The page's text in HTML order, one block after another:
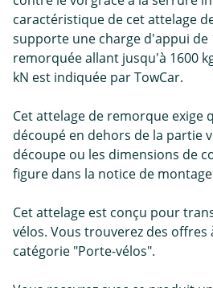
caractéristique de cet attelage
supporte une charge d'appui de
remorquée allant jusqu'à 1600
kN est indiquée par TowCar.
Cet attelage de remorque exige
découpé en dehors de la partie
découpe ou les dimensions de
figure dans la notice de
Cet attelage est conçu pour
vélos. Vous trouverez des offres
catégorie "Porte-vélos".